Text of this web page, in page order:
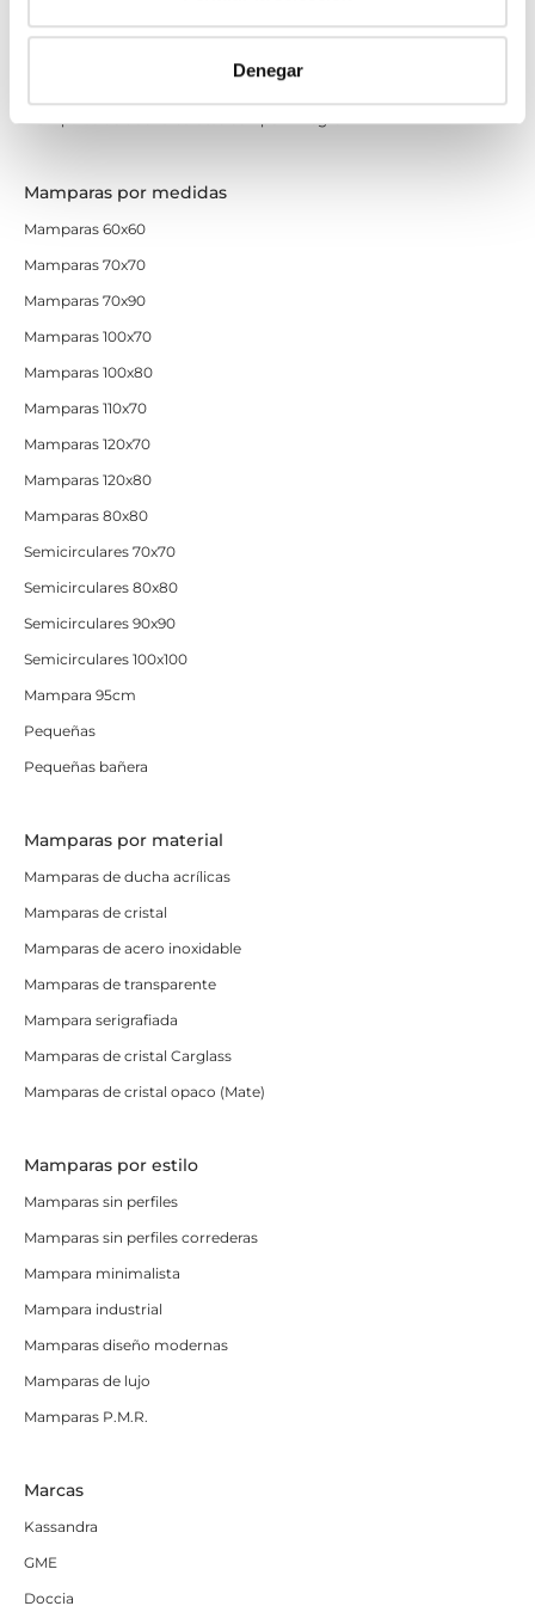
Denegar
Mamparas de ducha baratas con perfil negro
Mamparas por medidas
Mamparas 60x60
Mamparas 70x70
Mamparas 70x90
Mamparas 100x70
Mamparas 100x80
Mamparas 110x70
Mamparas 120x70
Mamparas 120x80
Mamparas 80x80
Semicirculares 70x70
Semicirculares 80x80
Semicirculares 90x90
Semicirculares 100x100
Mampara 95cm
Pequeñas
Pequeñas bañera
Mamparas por material
Mamparas de ducha acrílicas
Mamparas de cristal
Mamparas de acero inoxidable
Mamparas de transparente
Mampara serigrafiada
Mamparas de cristal Carglass
Mamparas de cristal opaco (Mate)
Mamparas por estilo
Mamparas sin perfiles
Mamparas sin perfiles correderas
Mampara minimalista
Mampara industrial
Mamparas diseño modernas
Mamparas de lujo
Mamparas P.M.R.
Marcas
Kassandra
GME
Doccia